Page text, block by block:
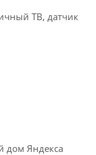
ТВ, датчик
дом Яндекса